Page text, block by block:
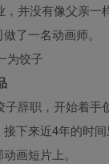
并没有像父亲一
了一名动画师。
为饺子
子辞职，开始着手
接下来近4年的时
画短片上。